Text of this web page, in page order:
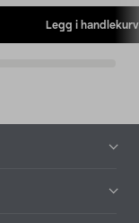
Legg i handlekurv